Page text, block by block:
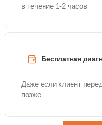
в течение 1-2 часов
Бесплатная
Даже если клиент
позже